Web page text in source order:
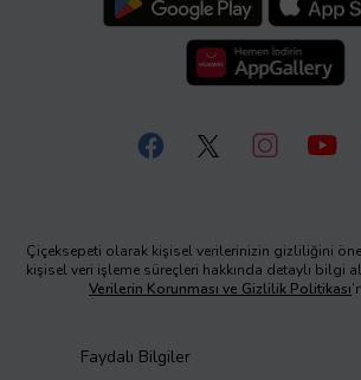
Çiçeksepeti olarak kişisel verilerinizin gizliliğini
kişisel veri işleme süreçleri hakkında detaylı bilgi
Verilerin Korunması ve Gizlilik Politikası
Faydalı Bilgiler